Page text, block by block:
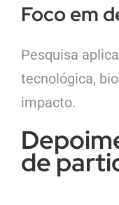
Foco em
Pesquisa
tecnológica,
impacto.
de